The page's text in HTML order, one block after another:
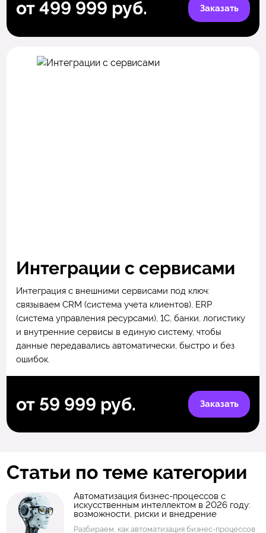
от 499 999 руб. Заказать
Интеграции с сервисами
Интеграция с внешними сервисами под ключ:
связываем CRM (система учета клиентов), ERP
(система управления ресурсами), 1С, банки, логистику
и внутренние сервисы в единую систему, чтобы
данные передавались автоматически, быстро и без
ошибок.
от 59 999 руб. Заказать
Статьи по теме категории
Автоматизация бизнес-процессов с
искусственным интеллектом в 2026 году:
возможности, риски и внедрение
Разбираем, как автоматизация бизнес-процессов